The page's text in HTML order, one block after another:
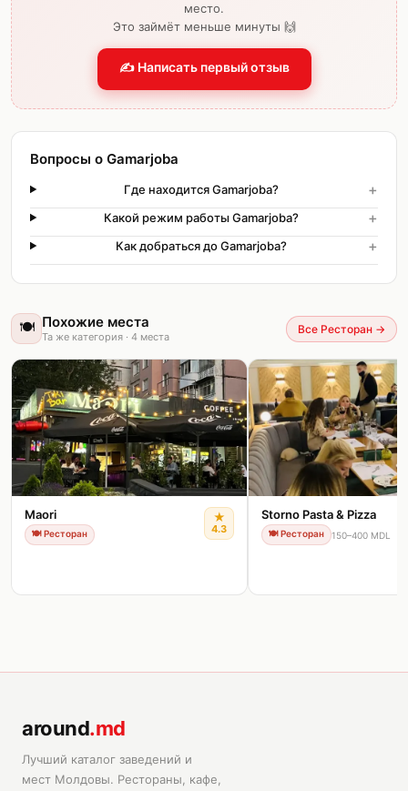
место.
Это займёт меньше минуты 🙌
✍️ Написать первый отзыв
Вопросы о Gamarjoba
Где находится Gamarjoba? +
Какой режим работы Gamarjoba? +
Как добраться до Gamarjoba? +
🍽️ Похожие места
Та же категория · 4 места
Все Ресторан →
Maori
🍽️Ресторан
★
4.3
Storno Pasta & Pizza
🍽️Ресторан 150–400 MDL
around.md
Лучший каталог заведений и
мест Молдовы. Рестораны, кафе,